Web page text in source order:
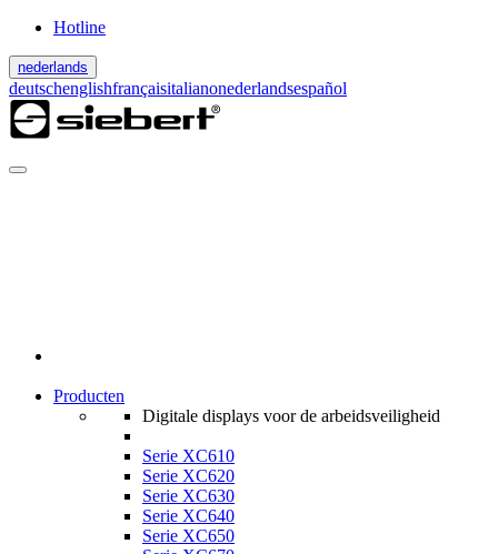
Hotline
nederlands
deutschenglishfrançaisitalianonederlandsespañol
Producten
Digitale displays voor de arbeidsveiligheid
Serie XC610
Serie XC620
Serie XC630
Serie XC640
Serie XC650